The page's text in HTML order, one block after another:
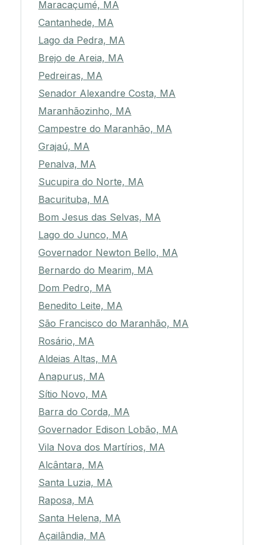
Maracaçumé, MA
Cantanhede, MA
Lago da Pedra, MA
Brejo de Areia, MA
Pedreiras, MA
Senador Alexandre Costa, MA
Maranhãozinho, MA
Campestre do Maranhão, MA
Grajaú, MA
Penalva, MA
Sucupira do Norte, MA
Bacurituba, MA
Bom Jesus das Selvas, MA
Lago do Junco, MA
Governador Newton Bello, MA
Bernardo do Mearim, MA
Dom Pedro, MA
Benedito Leite, MA
São Francisco do Maranhão, MA
Rosário, MA
Aldeias Altas, MA
Anapurus, MA
Sítio Novo, MA
Barra do Corda, MA
Governador Edison Lobão, MA
Vila Nova dos Martírios, MA
Alcântara, MA
Santa Luzia, MA
Raposa, MA
Santa Helena, MA
Açailândia, MA